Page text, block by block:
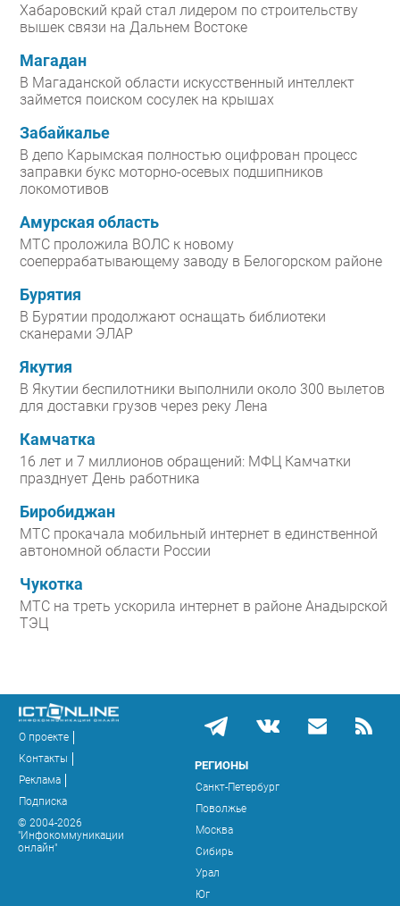
Здоровье
РАЗДЕЛЫ
Новости
Аналитика
Интервью
Мероприятия
IT класс
Тестовый стенд
Хабаровский край стал лидером по строительству
вышек связи на Дальнем Востоке
Магадан
В Магаданской области искусственный интеллект
займется поиском сосулек на крышах
Забайкалье
В депо Карымская полностью оцифрован процесс
заправки букс моторно-осевых подшипников
локомотивов
Амурская область
МТС проложила ВОЛС к новому
соеперрабатывающему заводу в Белогорском районе
Бурятия
В Бурятии продолжают оснащать библиотеки
сканерами ЭЛАР
Якутия
В Якутии беспилотники выполнили около 300 вылетов
для доставки грузов через реку Лена
Камчатка
16 лет и 7 миллионов обращений: МФЦ Камчатки
празднует День работника
Биробиджан
МТС прокачала мобильный интернет в единственной
автономной области России
Чукотка
МТС на треть ускорила интернет в районе Анадырской
ТЭЦ
О проекте
Контакты
Реклама
Подписка
© 2004-2026
"Инфокоммуникации
онлайн"
РЕГИОНЫ
Санкт-Петербург
Поволжье
Москва
Сибирь
Урал
Юг